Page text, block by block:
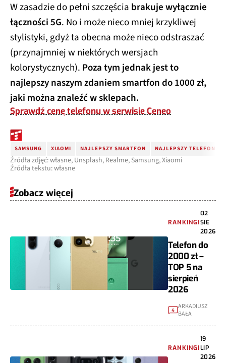
W zasadzie do pełni szczęścia brakuje wyłącznie
łączności 5G. No i może nieco mniej krzykliwej
stylistyki, gdyż ta obecna może nieco odstraszać
(przynajmniej w niektórych wersjach
kolorystycznych). Poza tym jednak jest to
najlepszy naszym zdaniem smartfon do 1000 zł,
jaki można znaleźć w sklepach.
Sprawdź cenę telefonu w serwisie Ceneo
SAMSUNG XIAOMI NAJLEPSZY SMARTFON NAJLEPSZY TELEFON
Źródła zdjęć: własne, Unsplash, Realme, Samsung, Xiaomi
Źródła tekstu: własne
Zobacz więcej
RANKINGI
02
SIE
2026
Telefon do
2000 zł –
TOP 5 na
sierpień
2026
4 ARKADIUSZ
BAŁA
RANKINGI
19
LIP
2026